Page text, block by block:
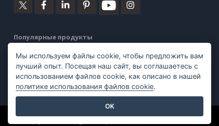
Популярные продукты
Visual Paradigm Онлайн
Visual Paradigm Desktop
Мы используем файлы cookie, чтобы предложить вам
лучший опыт. Посещая наш сайт, вы соглашаетесь с
использованием файлов cookie, как описано в нашей
политике использования файлов cookie.
OK